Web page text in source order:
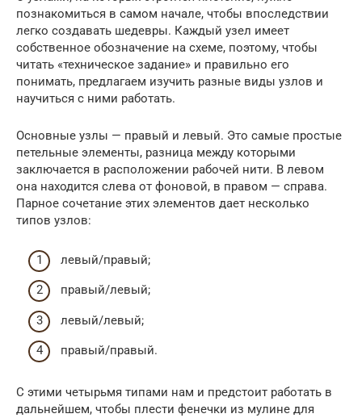
познакомиться в самом начале, чтобы впоследствии
легко создавать шедевры. Каждый узел имеет
собственное обозначение на схеме, поэтому, чтобы
читать «техническое задание» и правильно его
понимать, предлагаем изучить разные виды узлов и
научиться с ними работать.
Основные узлы — правый и левый. Это самые простые
петельные элементы, разница между которыми
заключается в расположении рабочей нити. В левом
она находится слева от фоновой, в правом — справа.
Парное сочетание этих элементов дает несколько
типов узлов:
левый/правый;
правый/левый;
левый/левый;
правый/правый.
С этими четырьмя типами нам и предстоит работать в
дальнейшем, чтобы плести фенечки из мулине для